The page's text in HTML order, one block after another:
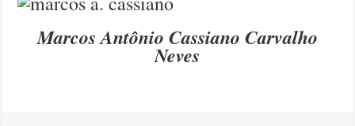
Marcos Antônio Cassiano Carvalho
Neves